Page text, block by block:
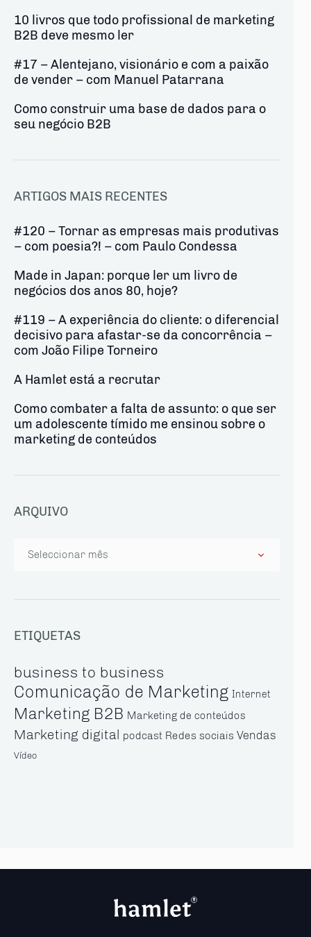
10 livros que todo profissional de marketing
B2B deve mesmo ler
#17 – Alentejano, visionário e com a paixão
de vender – com Manuel Patarrana
Como construir uma base de dados para o
seu negócio B2B
ARTIGOS MAIS RECENTES
#120 – Tornar as empresas mais produtivas
– com poesia?! – com Paulo Condessa
Made in Japan: porque ler um livro de
negócios dos anos 80, hoje?
#119 – A experiência do cliente: o diferencial
decisivo para afastar-se da concorrência –
com João Filipe Torneiro
A Hamlet está a recrutar
Como combater a falta de assunto: o que ser
um adolescente tímido me ensinou sobre o
marketing de conteúdos
ARQUIVO
ETIQUETAS
business to business
Comunicação de Marketing Internet
Marketing B2B Marketing de conteúdos
Marketing digital podcast Redes sociais Vendas
Vídeo